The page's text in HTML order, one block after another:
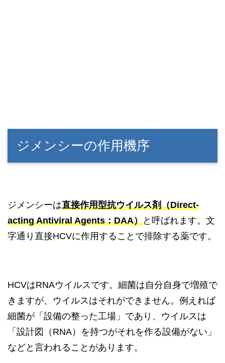
ジメンシーの作用機序
ジメンシーは直接作用型抗ウイルス剤（Direct-
acting Antiviral Agents：DAA）と呼ばれます。文
字通り直接HCVに作用することで排除する薬です。
HCVはRNAウイルスです。細菌は自分自身で増殖で
きますが、ウイルスはそれができません。例えれば
細菌が「設備の整った工場」であり、ウイルスは
「設計図（RNA）を持つがそれを作る設備がない」
などと言われることがあります。